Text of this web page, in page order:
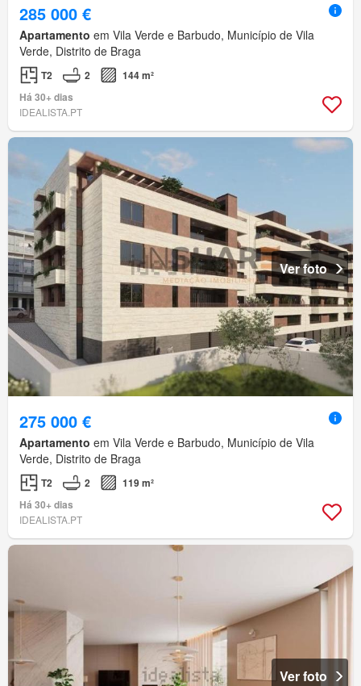
285 000 €
Apartamento em Vila Verde e Barbudo, Município de Vila
Verde, Distrito de Braga
T2 2
144 m²
Há 30+ dias
IDEALISTA.PT
Ver foto
275 000 €
Apartamento em Vila Verde e Barbudo, Município de Vila
Verde, Distrito de Braga
T2 2
119 m²
Há 30+ dias
IDEALISTA.PT
Ver foto